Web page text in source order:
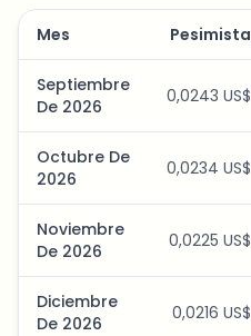
Mes Pesimista
Septiembre
De 2026
0,0243 US$
Octubre De
2026
0,0234 US$
Noviembre
De 2026
0,0225 US$
Diciembre
De 2026
0,0216 US$